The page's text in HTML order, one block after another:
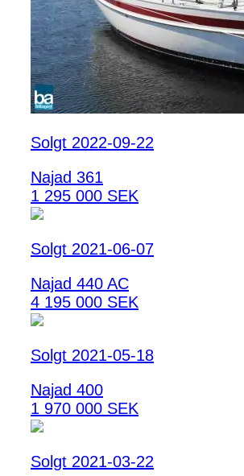
Solgt 2022-09-22
Najad 361
1 295 000 SEK
Solgt 2021-06-07
Najad 440 AC
4 195 000 SEK
Solgt 2021-05-18
Najad 400
1 970 000 SEK
Solgt 2021-03-22